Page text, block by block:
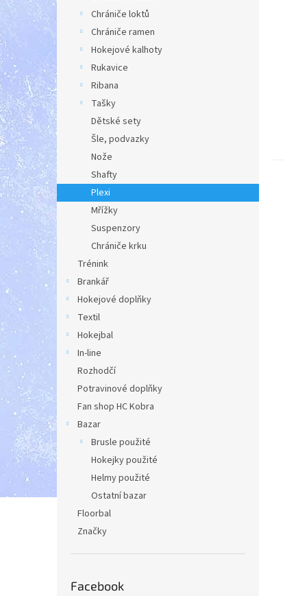
n
Chrániče loktů
Chrániče ramen
Hokejové kalhoty
Rukavice
Ribana
Tašky
Dětské sety
Šle, podvazky
Nože
Shafty
Plexi
Mřížky
Suspenzory
Chrániče krku
Trénink
Brankář
Hokejové doplňky
Textil
Hokejbal
In-line
Rozhodčí
Potravinové doplňky
Fan shop HC Kobra
Bazar
Brusle použité
Hokejky použité
Helmy použité
Ostatní bazar
Floorbal
Značky
Facebook